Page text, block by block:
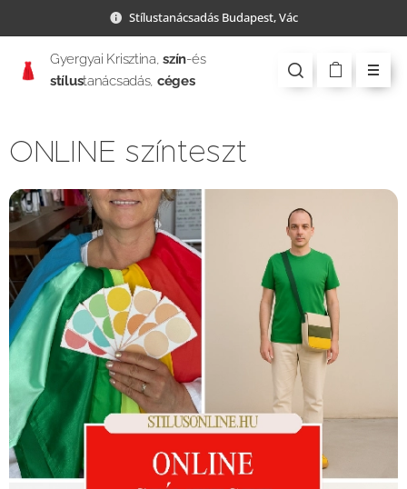
Stílustanácsadás Budapest, Vác
Gyergyai Krisztina, szín-és
stílustanácsadás, céges
ONLINE színteszt